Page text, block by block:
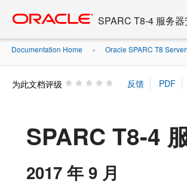
content
SPARC T8-4 服务
Documentation Home » Oracle SPARC T8
为此文档评级
SPARC T8-4
2017 年 9 月